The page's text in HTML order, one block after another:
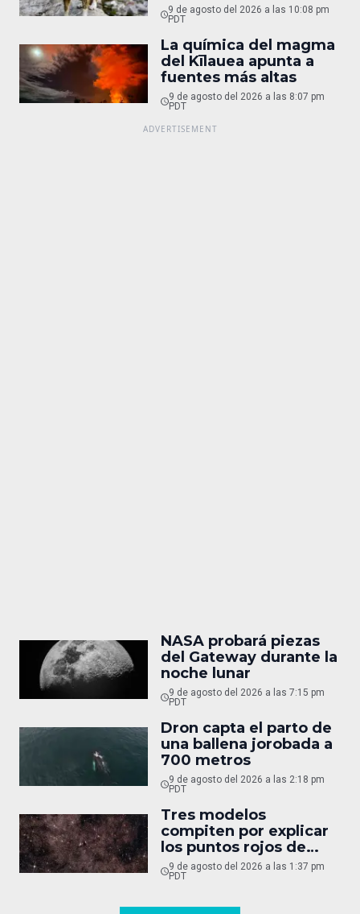
9 de agosto del 2026 a las 10:08 pm
PDT
La química del magma
del Kīlauea apunta a
fuentes más altas
9 de agosto del 2026 a las 8:07 pm
PDT
NASA probará piezas
del Gateway durante la
noche lunar
9 de agosto del 2026 a las 7:15 pm
PDT
Dron capta el parto de
una ballena jorobada a
700 metros
9 de agosto del 2026 a las 2:18 pm
PDT
Tres modelos
compiten por explicar
los puntos rojos de
Webb
9 de agosto del 2026 a las 1:37 pm
PDT